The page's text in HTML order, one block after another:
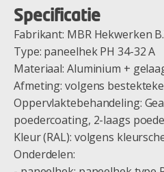
Specificatie
Fabrikant: MBR Hekwerken
Type: paneelhek PH 34-32 A
Materiaal: Aluminium +
Afmeting: volgens
Oppervlaktebehandeling:
poedercoating, 2-laags
Kleur (RAL): volgens
Onderdelen: